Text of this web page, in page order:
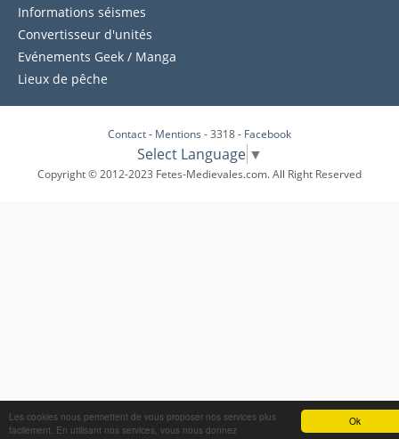
Ok
Les cookies nous permettent de vous proposer nos services plus
facilement. En utilisant nos services, vous nous donnez
Informations séismes
Convertisseur d'unités
Evénements Geek / Manga
Lieux de pêche
Contact- Mentions - 3318 - Facebook
Select Language ▼
Copyright © 2012-2023 Fetes-Medievales.com. All Right Reserved